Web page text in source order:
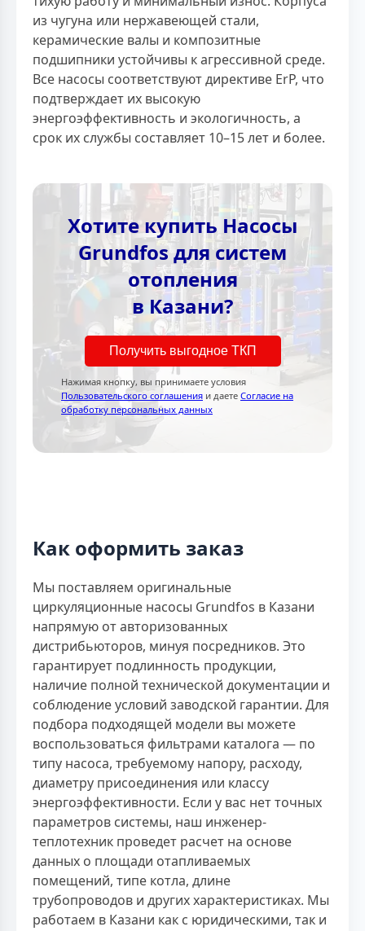
из чугуна или нержавеющей стали,
керамические валы и композитные
подшипники устойчивы к агрессивной среде.
Все насосы соответствуют директиве ErP, что
подтверждает их высокую
энергоэффективность и экологичность, а
срок их службы составляет 10–15 лет и более.
Хотите купить Насосы
Grundfos для систем
отопления
в Казани?
Получить выгодное ТКП
Нажимая кнопку, вы принимаете условия
Пользовательского соглашения и даете Согласие на
обработку персональных данных
Как оформить заказ
Мы поставляем оригинальные
циркуляционные насосы Grundfos в Казани
напрямую от авторизованных
дистрибьюторов, минуя посредников. Это
гарантирует подлинность продукции,
наличие полной технической документации и
соблюдение условий заводской гарантии. Для
подбора подходящей модели вы можете
воспользоваться фильтрами каталога — по
типу насоса, требуемому напору, расходу,
диаметру присоединения или классу
энергоэффективности. Если у вас нет точных
параметров системы, наш инженер-
теплотехник проведет расчет на основе
данных о площади отапливаемых
помещений, типе котла, длине
трубопроводов и других характеристиках. Мы
работаем в Казани как с юридическими, так и